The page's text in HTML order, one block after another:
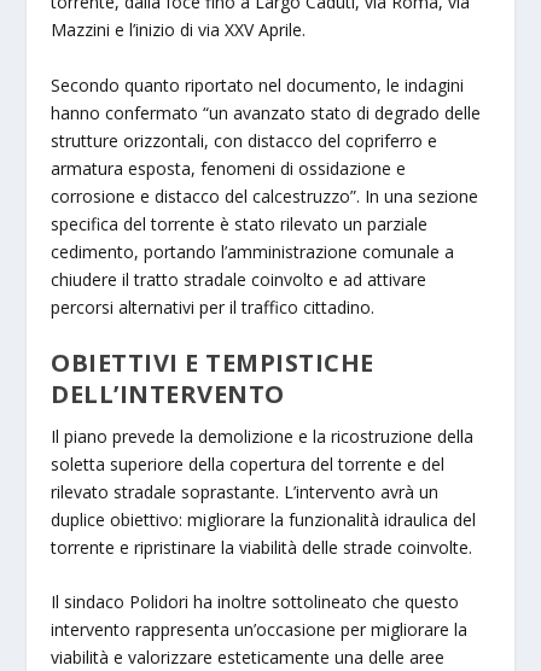
Mazzini e l’inizio di via XXV Aprile.
Secondo quanto riportato nel documento, le indagini
hanno confermato “un avanzato stato di degrado delle
strutture orizzontali, con distacco del copriferro e
armatura esposta, fenomeni di ossidazione e
corrosione e distacco del calcestruzzo”. In una sezione
specifica del torrente è stato rilevato un parziale
cedimento, portando l’amministrazione comunale a
chiudere il tratto stradale coinvolto e ad attivare
percorsi alternativi per il traffico cittadino.
OBIETTIVI E TEMPISTICHE
DELL’INTERVENTO
Il piano prevede la demolizione e la ricostruzione della
soletta superiore della copertura del torrente e del
rilevato stradale soprastante. L’intervento avrà un
duplice obiettivo: migliorare la funzionalità idraulica del
torrente e ripristinare la viabilità delle strade coinvolte.
Il sindaco Polidori ha inoltre sottolineato che questo
intervento rappresenta un’occasione per migliorare la
viabilità e valorizzare esteticamente una delle aree